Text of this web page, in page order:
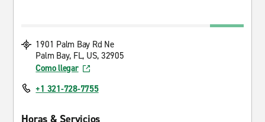
1901 Palm Bay Rd Ne
Palm Bay, FL, US, 32905
Como llegar
+1 321-728-7755
Horas & Servicios